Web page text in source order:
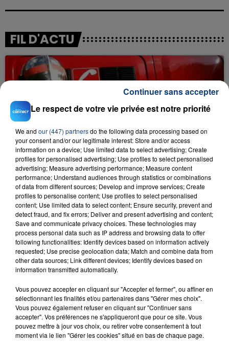
FIL D'ACTU
23 juillet 2026
INCENDIE MORTEL À LENS : UNE FEMME ET
SON BÉBÉ ENTRE LA VIE ET LA...
Un homme s'est immolé par le feu après avoir
aspergé sa compagne et leur bébé de trois mois
d'un liquide inflammable.
20 juillet 2026
UNE ADOLESCENTE DEVANT SE FAIRE
OPÉRER DE LA CHEVILLE RESSORT DE LA...
La famille a porté plainte contre la clinique qui a
reconnu sa responsabilité et présenté ses
excuses.
TITRES DIFFUSÉS
Le respect de votre vie privée est notre priorité
We and our (447) partnersdo the following data processing based on
your consent and/or our legitimate interest: Store and/or access
information on a device; Use limited data to select advertising; Create
profiles for personalised advertising; Use profiles to select personalised
advertising; Measure advertising performance; Measure content
performance; Understand audiences through statistics or combinations
of data from different sources; Develop and improve services; Create
profiles to personalise content; Use profiles to select personalised
content; Use limited data to select content; Ensure security, prevent and
detect fraud, and fix errors; Deliver and present advertising and content;
Save and communicate privacy choices. These technologies may
process personal data such as IP address and browsing data to offer
following functionalities: Identify devices based on information actively
requested; Use precise geolocation data; Match and combine data from
other data sources; Link different devices; Identify devices based on
information transmitted automatically.
Vous pouvez accepter en cliquant sur "Accepter et fermer", ou affiner en
sélectionnant les finalités et/ou partenaires dans "Gérer mes choix".
Vous pouvez également refuser en cliquant sur "Continuer sans
accepter". Vos préférences ne s'appliqueront que pour ce site. Vous
pouvez mettre à jour vos choix, ou retirer votre consentement à tout
moment via le lien "Gérer les cookies" situé en bas de chaque page.
Continuer sans accepter